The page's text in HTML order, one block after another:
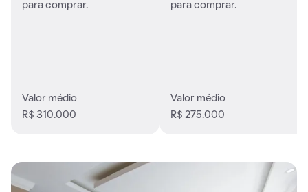
para comprar.
Valor médio
R$ 310.000
para comprar.
Valor médio
R$ 275.000